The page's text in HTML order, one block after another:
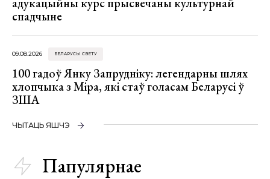
спадчыне
09.08.2026 БЕЛАРУСЫ СВЕТУ
100 гадоў Янку Запрудніку: легендарны шлях
хлопчыка з Міра, які стаў голасам Беларусі ў
ЗША
ЧЫТАЦЬ ЯШЧЭ
Папулярнае